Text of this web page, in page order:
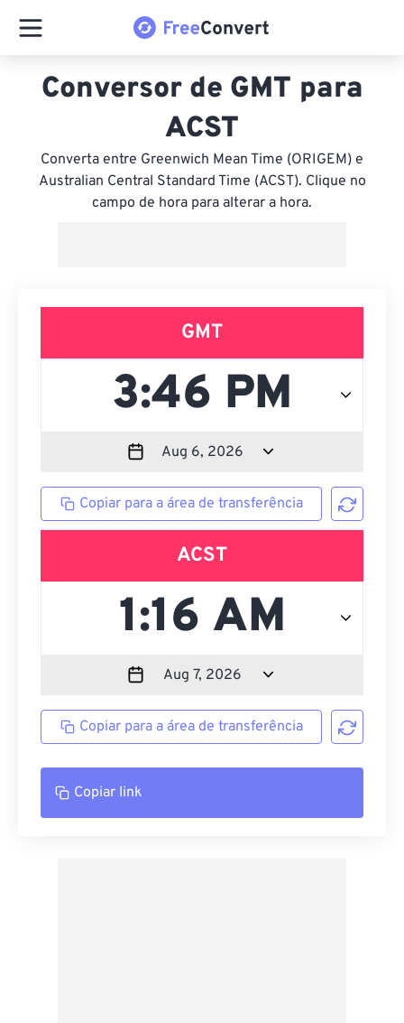
Conversor de GMT para
ACST
Converta entre Greenwich Mean Time (ORIGEM) e
Australian Central Standard Time (ACST). Clique no
campo de hora para alterar a hora.
GMT
Copiar para a área de transferência
ACST
Copiar para a área de transferência
Copiar link